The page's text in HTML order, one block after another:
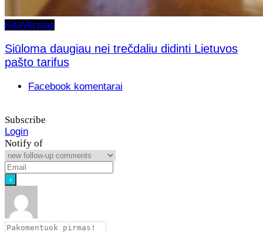
KitaVerslas
Siūloma daugiau nei trečdaliu didinti Lietuvos
pašto tarifus
Facebook komentarai
Subscribe
Login
Notify of